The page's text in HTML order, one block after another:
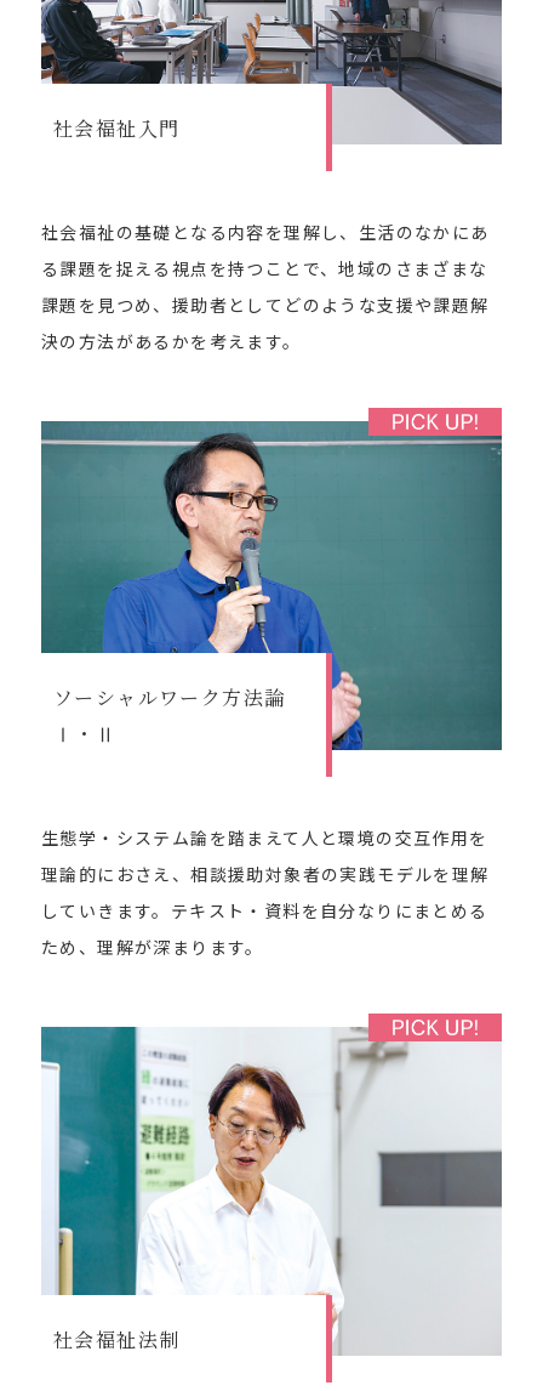
大きな画像で見る
社会福祉入門
社会福祉の基礎となる内容を理解し、生活のなかにあ
る課題を捉える視点を持つことで、地域のさまざまな
課題を見つめ、援助者としてどのような支援や課題解
決の方法があるかを考えます。
ソーシャルワーク方法論
Ⅰ・Ⅱ
生態学・システム論を踏まえて人と環境の交互作用を
理論的におさえ、相談援助対象者の実践モデルを理解
していきます。テキスト・資料を自分なりにまとめる
ため、理解が深まります。
社会福祉法制